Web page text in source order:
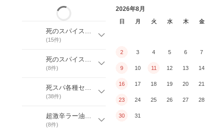
死のスパイス（瓶）
(15件)
死のスパイス（袋）
(8件)
死スパ各種セット
(38件)
超激辛ラー油（瓶）
(8件)
2026年8月
日 月 火 水 木 金
2 3 4 5 6 7
9 10 11 12 13 14
16 17 18 19 20 21
23 24 25 26 27 28
30 31